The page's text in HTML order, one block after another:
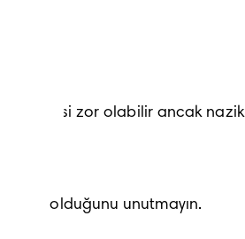
zor olabilir ancak nazik
olduğunu unutmayın.